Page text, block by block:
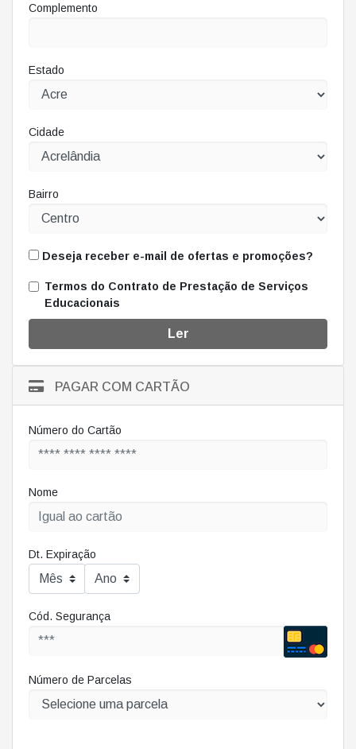
Complemento
Estado
Cidade
Bairro
Deseja receber e-mail de ofertas e promoções?
Termos do Contrato de Prestação de Serviços
Educacionais
Ler
PAGAR COM CARTÃO
Número do Cartão
Nome
Dt. Expiração
Cód. Segurança
Número de Parcelas